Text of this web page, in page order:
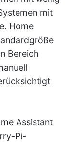
mit
Home
Bereich
Assistant
Pi-